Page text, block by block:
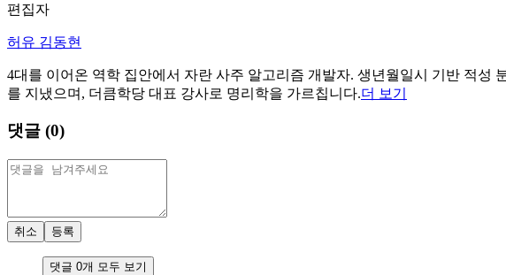
편집자
허유 김동현
4대를 이어온 역학 집안에서 자란 사주 알고리즘 개발자. 생년월일시 기반 적성
를 지냈으며, 더큼학당 대표 강사로 명리학을 가르칩니다.더 보기
댓글 (0)
취소 등록
댓글 0개 모두 보기